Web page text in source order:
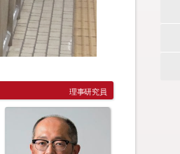
理事研究員